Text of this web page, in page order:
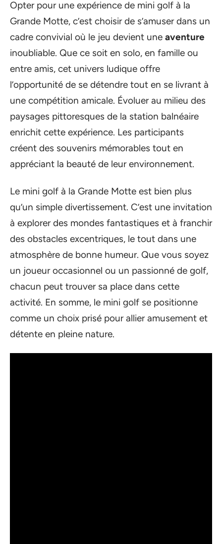
Opter pour une expérience de mini golf à la
Grande Motte, c’est choisir de s’amuser dans un
cadre convivial où le jeu devient une aventure
inoubliable. Que ce soit en solo, en famille ou
entre amis, cet univers ludique offre
l’opportunité de se détendre tout en se livrant à
une compétition amicale. Évoluer au milieu des
paysages pittoresques de la station balnéaire
enrichit cette expérience. Les participants
créent des souvenirs mémorables tout en
appréciant la beauté de leur environnement.
Le mini golf à la Grande Motte est bien plus
qu’un simple divertissement. C’est une invitation
à explorer des mondes fantastiques et à franchir
des obstacles excentriques, le tout dans une
atmosphère de bonne humeur. Que vous soyez
un joueur occasionnel ou un passionné de golf,
chacun peut trouver sa place dans cette
activité. En somme, le mini golf se positionne
comme un choix prisé pour allier amusement et
détente en pleine nature.